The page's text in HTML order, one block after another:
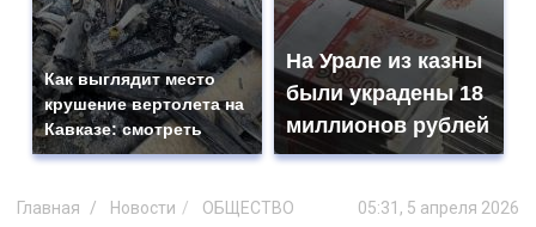
Как выглядит место
крушение вертолета на
Кавказе: смотреть
На Урале из казны
были украдены 18
миллионов рублей
Главная Новости ОБЩЕСТВО 05:31, 5 апреля 2026